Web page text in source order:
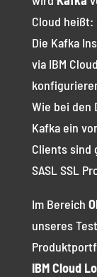
Cloud heißt:
Die Kafka
via IBM
Wie bei den
Kafka ein
Clients sind
SASL SSL
Im Bereich
unseres
IBM Cloud